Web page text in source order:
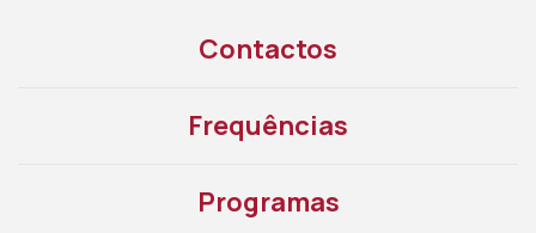
Contactos
Frequências
Programas